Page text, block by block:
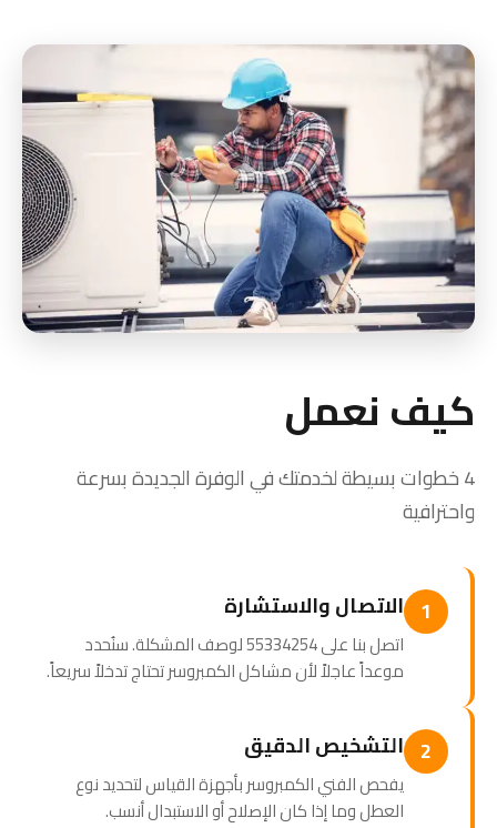
كيف نعمل
4 خطوات بسيطة لخدمتك في الوفرة الجديدة بسرعة
واحترافية
1 الاتصال والاستشارة
اتصل بنا على 55334254 لوصف المشكلة. سنُحدد
موعداً عاجلاً لأن مشاكل الكمبروسر تحتاج تدخلاً سريعاً.
2 التشخيص الدقيق
يفحص الفني الكمبروسر بأجهزة القياس لتحديد نوع
العطل وما إذا كان الإصلاح أو الاستبدال أنسب.